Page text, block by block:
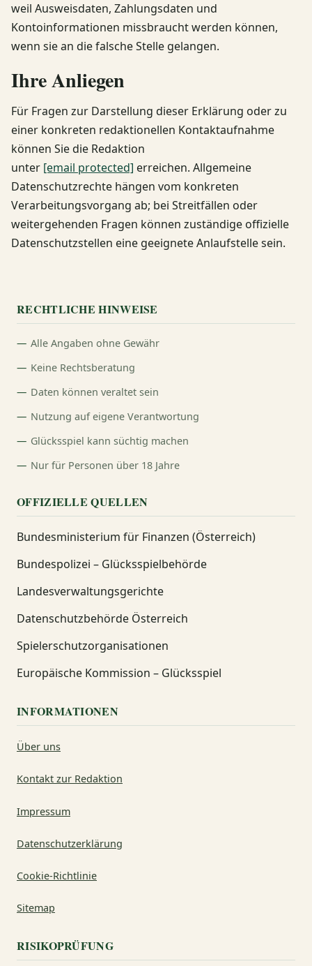
weil Ausweisdaten, Zahlungsdaten und
Kontoinformationen missbraucht werden können,
wenn sie an die falsche Stelle gelangen.
Ihre Anliegen
Für Fragen zur Darstellung dieser Erklärung oder zu
einer konkreten redaktionellen Kontaktaufnahme
können Sie die Redaktion
unter [email protected] erreichen. Allgemeine
Datenschutzrechte hängen vom konkreten
Verarbeitungsvorgang ab; bei Streitfällen oder
weitergehenden Fragen können zuständige offizielle
Datenschutzstellen eine geeignete Anlaufstelle sein.
RECHTLICHE HINWEISE
Alle Angaben ohne Gewähr
Keine Rechtsberatung
Daten können veraltet sein
Nutzung auf eigene Verantwortung
Glücksspiel kann süchtig machen
Nur für Personen über 18 Jahre
OFFIZIELLE QUELLEN
Bundesministerium für Finanzen (Österreich)
Bundespolizei – Glücksspielbehörde
Landesverwaltungsgerichte
Datenschutzbehörde Österreich
Spielerschutzorganisationen
Europäische Kommission – Glücksspiel
INFORMATIONEN
Über uns
Kontakt zur Redaktion
Impressum
Datenschutzerklärung
Cookie-Richtlinie
Sitemap
RISIKOPRÜFUNG